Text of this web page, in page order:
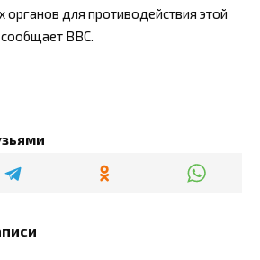
органов для противодействия этой
BBC.